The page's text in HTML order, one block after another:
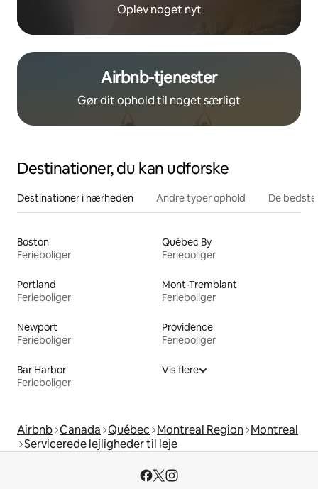
Oplev noget nyt
Airbnb-tjenester
Gør dit ophold til noget særligt
Destinationer, du kan udforske
Destinationer i nærheden Andre typer ophold De
Boston
Ferieboliger
Québec By
Ferieboliger
Portland
Ferieboliger
Mont-Tremblant
Ferieboliger
Newport
Ferieboliger
Providence
Ferieboliger
Bar Harbor
Ferieboliger
Vis flere
Airbnb Canada Québec Montreal Region Montreal
Servicerede lejligheder til leje